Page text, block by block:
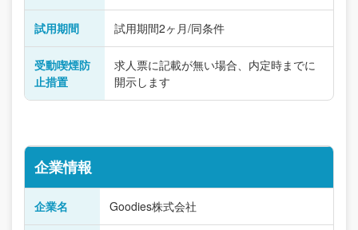
試用期間 試用期間2ヶ月/同条件
受動喫煙防
止措置
求人票に記載が無い場合、内定時までに
開示します
企業情報
企業名 Goodies株式会社